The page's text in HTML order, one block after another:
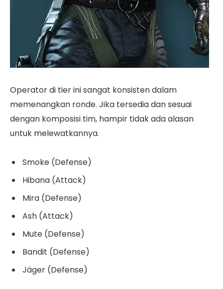
Operator di tier ini sangat konsisten dalam
memenangkan ronde. Jika tersedia dan sesuai
dengan komposisi tim, hampir tidak ada alasan
untuk melewatkannya.
Smoke (Defense)
Hibana (Attack)
Mira (Defense)
Ash (Attack)
Mute (Defense)
Bandit (Defense)
Jäger (Defense)